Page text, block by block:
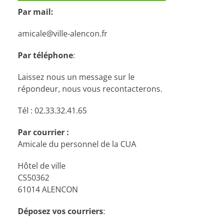
Par mail:
amicale@ville-alencon.fr
Par téléphone:
Laissez nous un message sur le
répondeur, nous vous recontacterons.
Tél : 02.33.32.41.65
Par courrier :
Amicale du personnel de la CUA
Hôtel de ville
CS50362
61014 ALENCON
Déposez vos courriers: